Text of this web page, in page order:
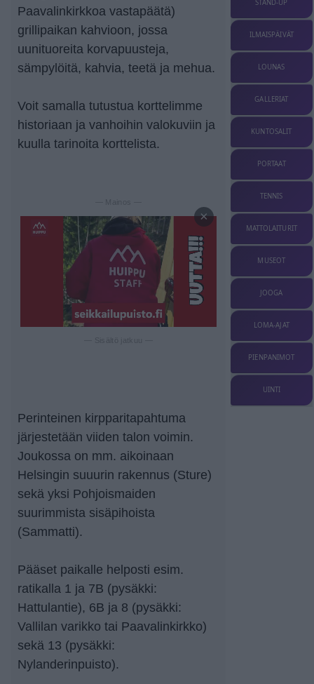
Paavalinkirkkoa vastapäätä)
grillipaikan kahvioon, jossa
uunituoreita korvapuusteja,
sämpylöitä, kahvia, teetä ja mehua.
Voit samalla tutustua korttelimme
historiaan ja vanhoihin valokuviin ja
kuulla tarinoita korttelista.
— Mainos —
×
Perinteinen kirpparitapahtuma
järjestetään viiden talon voimin.
Joukossa on mm. aikoinaan
Helsingin suuurin rakennus (Sture)
sekä yksi Pohjoismaiden
suurimmista sisäpihoista
(Sammatti).
Pääset paikalle helposti esim.
ratikalla 1 ja 7B (pysäkki:
Hattulantie), 6B ja 8 (pysäkki:
Vallilan varikko tai Paavalinkirkko)
sekä 13 (pysäkki:
Nylanderinpuisto).
STAND-UP
ILMAISPÄIVÄT
LOUNAS
GALLERIAT
KUNTOSALIT
PORTAAT
TENNIS
MATTOLAITURIT
MUSEOT
JOOGA
LOMA-AJAT
PIENPANIMOT
UINTI